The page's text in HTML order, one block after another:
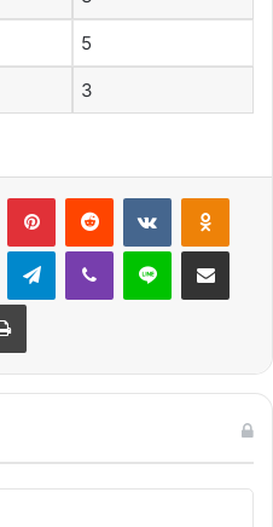
5
3
PinterestReddit VKontakte
TelegramViber Line E-Posta ile
Yazdır